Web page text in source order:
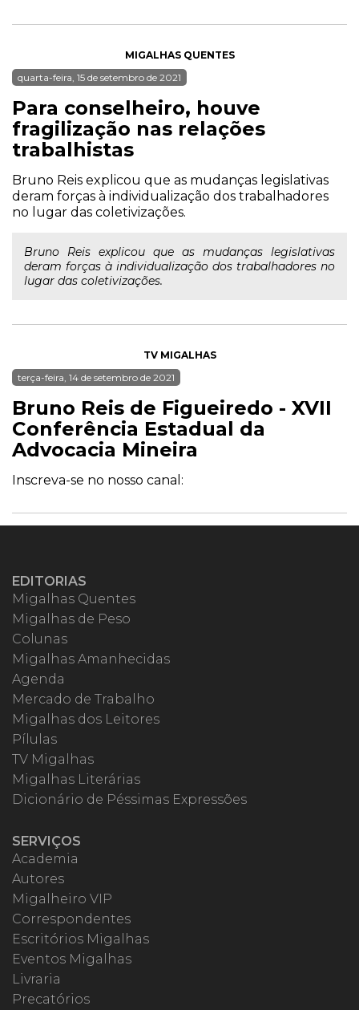
MIGALHAS QUENTES
quarta-feira, 15 de setembro de 2021
Para conselheiro, houve
fragilização nas relações
trabalhistas
Bruno Reis explicou que as mudanças legislativas
deram forças à individualização dos trabalhadores
no lugar das coletivizações.
Bruno Reis explicou que as mudanças legislativas
deram forças à individualização dos trabalhadores no
lugar das coletivizações.
TV MIGALHAS
terça-feira, 14 de setembro de 2021
Bruno Reis de Figueiredo - XVII
Conferência Estadual da
Advocacia Mineira
Inscreva-se no nosso canal:
EDITORIAS
Migalhas Quentes
Migalhas de Peso
Colunas
Migalhas Amanhecidas
Agenda
Mercado de Trabalho
Migalhas dos Leitores
Pílulas
TV Migalhas
Migalhas Literárias
Dicionário de Péssimas Expressões
SERVIÇOS
Academia
Autores
Migalheiro VIP
Correspondentes
Escritórios Migalhas
Eventos Migalhas
Livraria
Precatórios